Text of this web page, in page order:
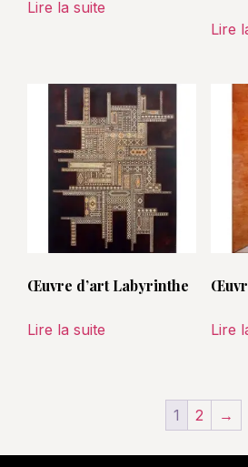
Lire la suite
Lire
Œuvre d’art Labyrinthe
Lire la suite Lire
1 2 →